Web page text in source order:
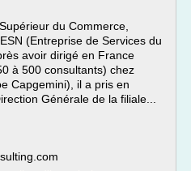
du Commerce,
(Entreprise de Services du
avoir dirigé en France
à 500 consultants) chez
Capgemini), il a pris en
Générale de la filiale...